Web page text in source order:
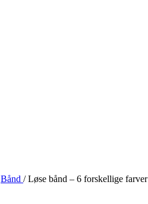
Bånd / Løse bånd – 6 forskellige farver